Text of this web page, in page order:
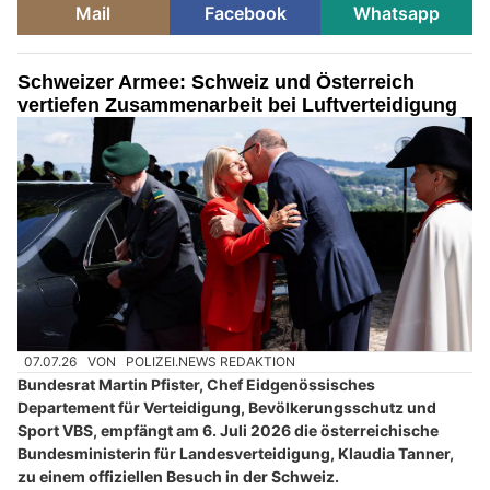
Mail
Facebook Whatsapp
Schweizer Armee: Schweiz und Österreich
vertiefen Zusammenarbeit bei Luftverteidigung
07.07.26 VON POLIZEI.NEWS REDAKTION
Bundesrat Martin Pfister, Chef Eidgenössisches
Departement für Verteidigung, Bevölkerungsschutz und
Sport VBS, empfängt am 6. Juli 2026 die österreichische
Bundesministerin für Landesverteidigung, Klaudia Tanner,
zu einem offiziellen Besuch in der Schweiz.